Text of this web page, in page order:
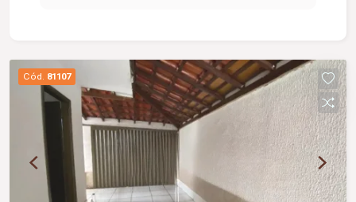
Cód. 81107